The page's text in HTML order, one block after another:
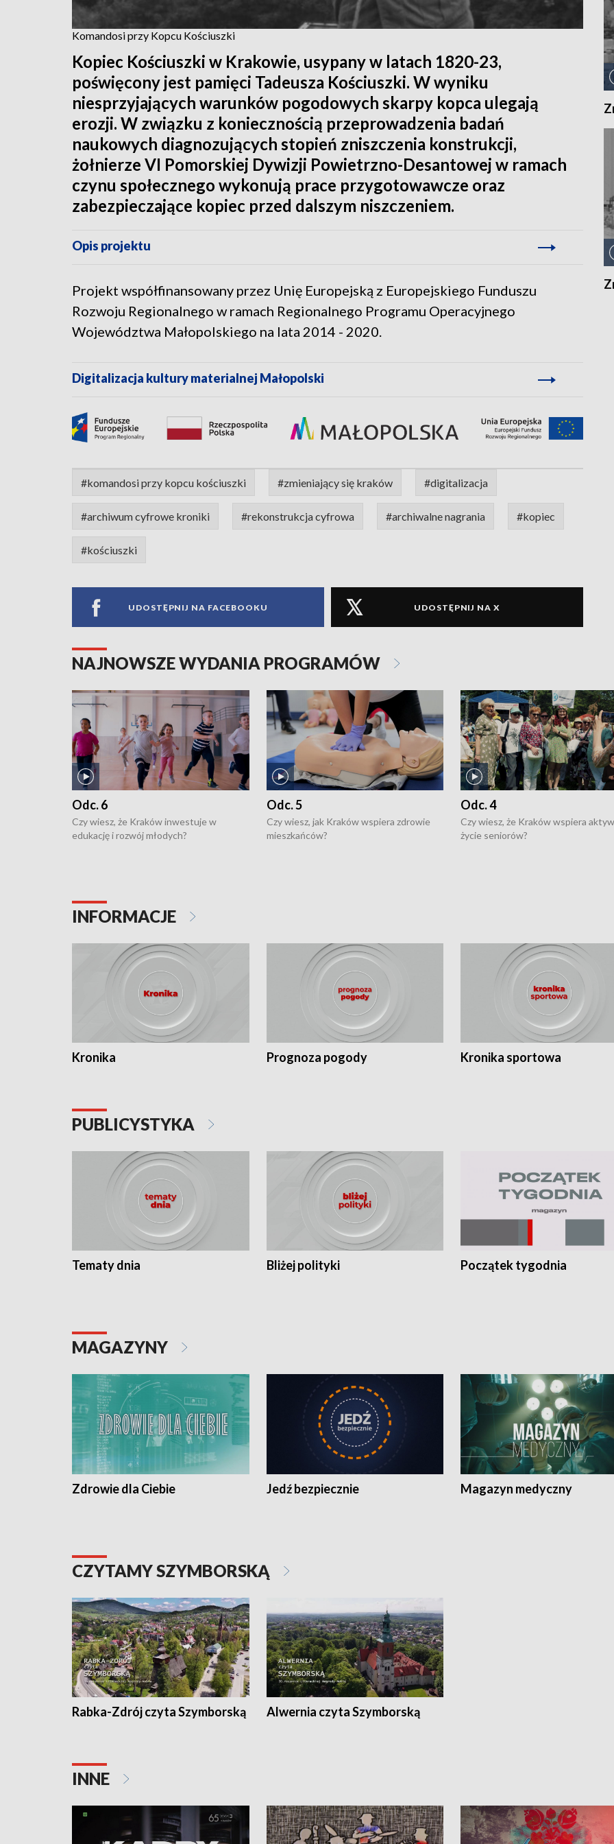
Komandosi przy Kopcu Kościuszki
Kopiec Kościuszki w Krakowie, usypany w latach 1820-23,
poświęcony jest pamięci Tadeusza Kościuszki. W wyniku
niesprzyjających warunków pogodowych skarpy kopca ulegają
erozji. W związku z koniecznością przeprowadzenia badań
naukowych diagnozujących stopień zniszczenia konstrukcji,
żołnierze VI Pomorskiej Dywizji Powietrzno-Desantowej w ramach
czynu społecznego wykonują prace przygotowawcze oraz
zabezpieczające kopiec przed dalszym niszczeniem.
Opis projektu
Projekt współfinansowany przez Unię Europejską z Europejskiego Funduszu
Rozwoju Regionalnego w ramach Regionalnego Programu Operacyjnego
Województwa Małopolskiego na lata 2014 - 2020.
Digitalizacja kultury materialnej Małopolski
#komandosi przy kopcu kościuszki #zmieniający się kraków #digitalizacja
#archiwum cyfrowe kroniki #rekonstrukcja cyfrowa #archiwalne nagrania #kopiec
#kościuszki
UDOSTĘPNIJ NA FACEBOOKU UDOSTĘPNIJ NA X
NAJNOWSZE WYDANIA PROGRAMÓW
Odc. 6
Czy wiesz, że Kraków inwestuje w
edukację i rozwój młodych?
Odc. 5
Czy wiesz, jak Kraków wspiera zdrowie
mieszkańców?
Odc. 4
Czy wiesz, że Kraków wspiera
życie seniorów?
INFORMACJE
Kronika Prognoza pogody Kronika sportowa
PUBLICYSTYKA
Tematy dnia Bliżej polityki Początek tygodnia
MAGAZYNY
Zdrowie dla Ciebie Jedź bezpiecznie Magazyn medyczny
CZYTAMY SZYMBORSKĄ
Rabka-Zdrój czyta Szymborską Alwernia czyta Szymborską
INNE